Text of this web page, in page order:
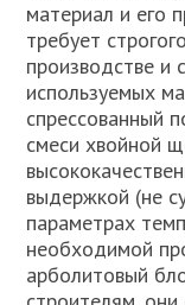
материал и его
требует
производстве и
используемых
спрессованный
смеси хвойной
выдержкой (не
параметрах
необходимой
арболитовый